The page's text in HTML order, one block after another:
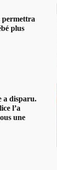
permettra
plus
a disparu.
l’a
une